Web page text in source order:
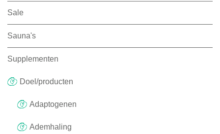
Sale
Sauna's
Supplementen
Doel/producten
Adaptogenen
Ademhaling